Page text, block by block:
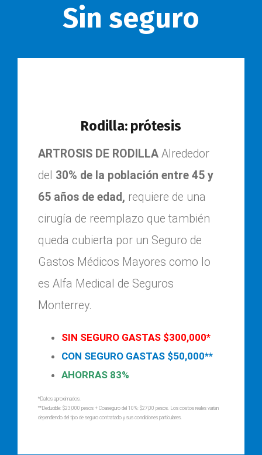
Sin seguro
Rodilla: prótesis
ARTROSIS DE RODILLA Alrededor
del 30% de la población entre 45 y
65 años de edad, requiere de una
cirugía de reemplazo que también
queda cubierta por un Seguro de
Gastos Médicos Mayores como lo
es Alfa Medical de Seguros
Monterrey.
SIN SEGURO GASTAS $300,000*
CON SEGURO GASTAS $50,000**
AHORRAS 83%
*Datos aproximados.
**Deducible: $23,000 pesos + Coaseguro del 10%: $27,00 pesos. Los costos reales varían
dependiendo del tipo de seguro contratado y sus condiciones particulares.